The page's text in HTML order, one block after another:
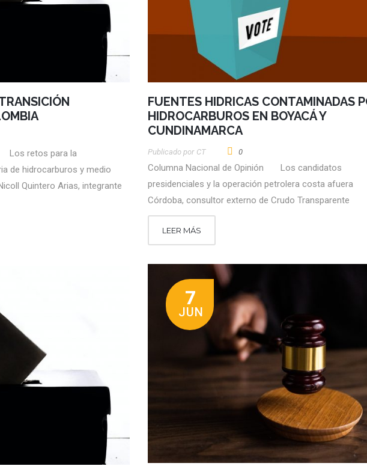
Los retos para la
de hidrocarburos y medio
Quintero Arias, integrante
FUENTES HIDRICAS CONTAMINADAS
HIDROCARBUROS EN BOYACÁ Y
CUNDINAMARCA
Publicado por CT 0
Columna Nacional de Opinión Los candidatos
presidenciales y la operación petrolera costa
Córdoba, consultor externo de Crudo Transparente
LEER MÁS
7
JUN